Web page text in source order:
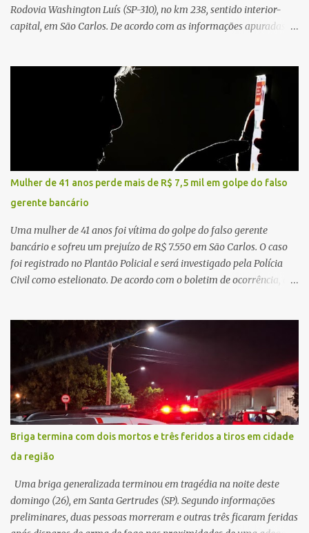
Rodovia Washington Luís (SP-310), no km 238, sentido interior-
capital, em São Carlos. De acordo com as informações apuradas no
veículo, o trânsito estava lento e congestionado devido a obras
realizadas na rodovia, momento em que ocorreu o impacto. Com
a violência da colisão, o motociclista foi arremessado ao solo.
Testemunhas relataram que o capacete teria se desprendido
durante o acidente. O jovem sofreu ferimentos gravíssimos e
morreu ainda no local. Equipes de resgate e de atendimento da
concessionária responsável pela rodovia foram acionadas e
realizaram a sinalização da via, além de prestarem socorro à
vítima. No entanto, o óbito foi constatado ainda no local do
acidente. A Polícia Militar Rodoviária compareceu para o registro
da ocorrência...
Mulher de 41 anos perde mais de R$ 7,5 mil em golpe do falso
gerente bancário
Uma mulher de 41 anos foi vítima do golpe do falso gerente
bancário e sofreu um prejuízo de R$ 7.550 em São Carlos. O caso
foi registrado no Plantão Policial e será investigado pela Polícia
Civil como estelionato. De acordo com o boletim de ocorrência, a
suspeito alegou que seria necessário atualizar o cadastro da conta
e passou a orientar a vítima sobre os procedimentos que deveriam
ser realizados. Dias depois, o golpista enviou um documento em
PDF simulando uma comunicação oficial da instituição financeira.
Na sequência, entrou em contato por telefone e encaminhou um
link, orientando a vítima a acessá-lo pelo computador para
concluir a suposta atualização cadastral. Após realizar o
procedimento, a conta bancária ficou bloqueada por algumas
horas. Sem conseguir acessar o sistema, a vítima tentou
novamente contato com o suposto gerente, mas não obteve
resposta. Na segunda-fe...
Briga termina com dois mortos e três feridos a tiros em cidade
da região
Uma briga generalizada terminou em tragédia na noite deste
domingo (26), em Santa Gertrudes (SP). Segundo informações
preliminares, duas pessoas morreram e outras três ficaram feridas